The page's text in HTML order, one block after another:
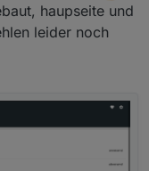
haupseite und
leider noch